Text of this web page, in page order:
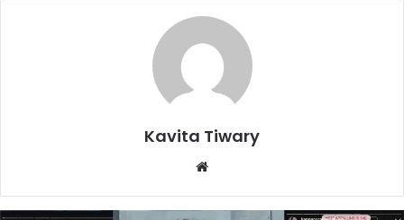
Kavita Tiwary